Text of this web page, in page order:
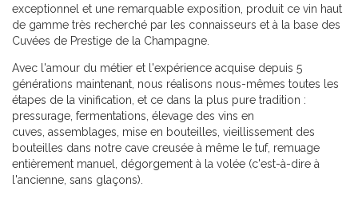
exceptionnel et une remarquable exposition, produit ce vin haut
de gamme très recherché par les connaisseurs et à la base des
Cuvées de Prestige de la Champagne.
Avec l'amour du métier et l'expérience acquise depuis 5
générations maintenant, nous réalisons nous-mêmes toutes les
étapes de la vinification, et ce dans la plus pure tradition :
pressurage, fermentations, élevage des vins en
cuves, assemblages, mise en bouteilles, vieillissement des
bouteilles dans notre cave creusée à même le tuf, remuage
entièrement manuel, dégorgement à la volée (c'est-à-dire à
l'ancienne, sans glaçons).